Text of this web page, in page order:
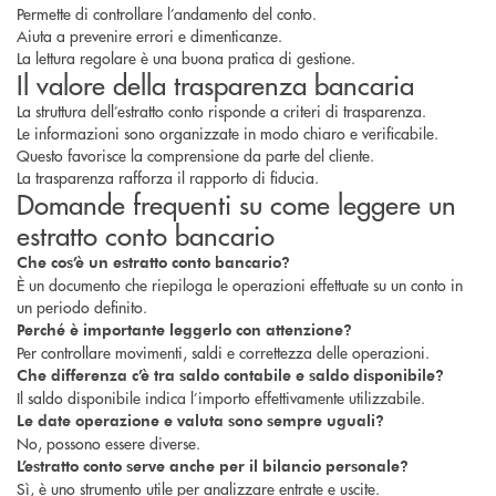
Permette di controllare l’andamento del conto.
Aiuta a prevenire errori e dimenticanze.
La lettura regolare è una buona pratica di gestione.
Il valore della trasparenza bancaria
La struttura dell’estratto conto risponde a criteri di trasparenza.
Le informazioni sono organizzate in modo chiaro e verificabile.
Questo favorisce la comprensione da parte del cliente.
La trasparenza rafforza il rapporto di fiducia.
Domande frequenti su come leggere un
estratto conto bancario
Che cos’è un estratto conto bancario?
È un documento che riepiloga le operazioni effettuate su un conto in
un periodo definito.
Perché è importante leggerlo con attenzione?
Per controllare movimenti, saldi e correttezza delle operazioni.
Che differenza c’è tra saldo contabile e saldo disponibile?
Il saldo disponibile indica l’importo effettivamente utilizzabile.
Le date operazione e valuta sono sempre uguali?
No, possono essere diverse.
L’estratto conto serve anche per il bilancio personale?
Sì, è uno strumento utile per analizzare entrate e uscite.